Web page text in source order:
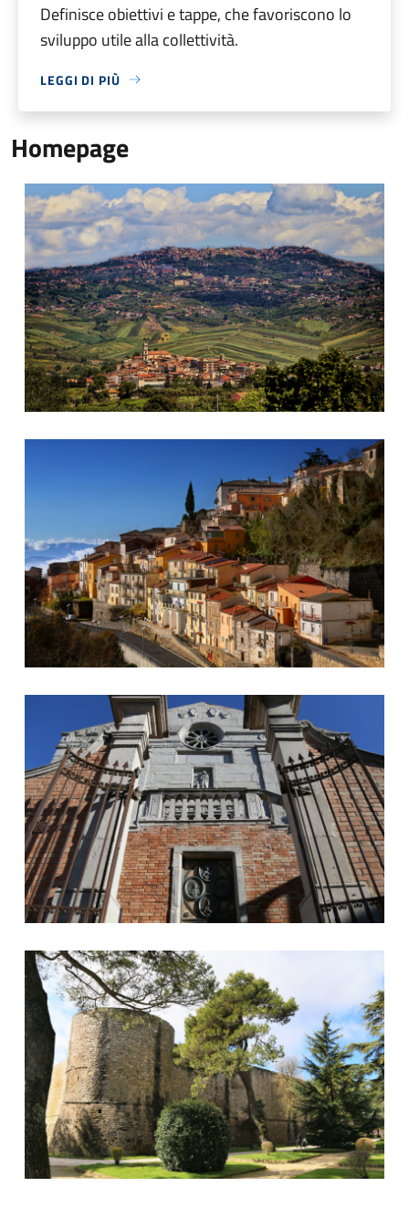
Definisce obiettivi e tappe, che favoriscono lo
sviluppo utile alla collettività.
LEGGI DI PIÙ
Homepage